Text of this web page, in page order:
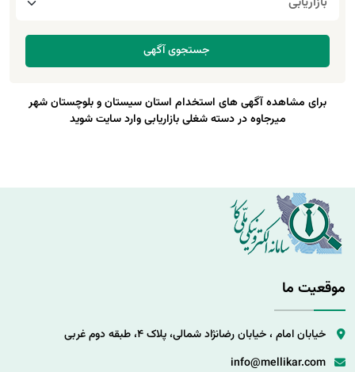
برای مشاهده آگهی های استخدام استان سیستان و بلوچستان شهر
میرجاوه در دسته شغلی بازاریابی وارد سایت شوید
موقعیت ما
خیابان امام ، خیابان رضانژاد شمالی، پلاک 4، طبقه دوم غربی
info@mellikar.com